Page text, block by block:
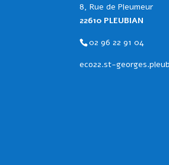
8, Rue de Pleumeur
22610 PLEUBIAN
02 96 22 91 04
eco22.st-